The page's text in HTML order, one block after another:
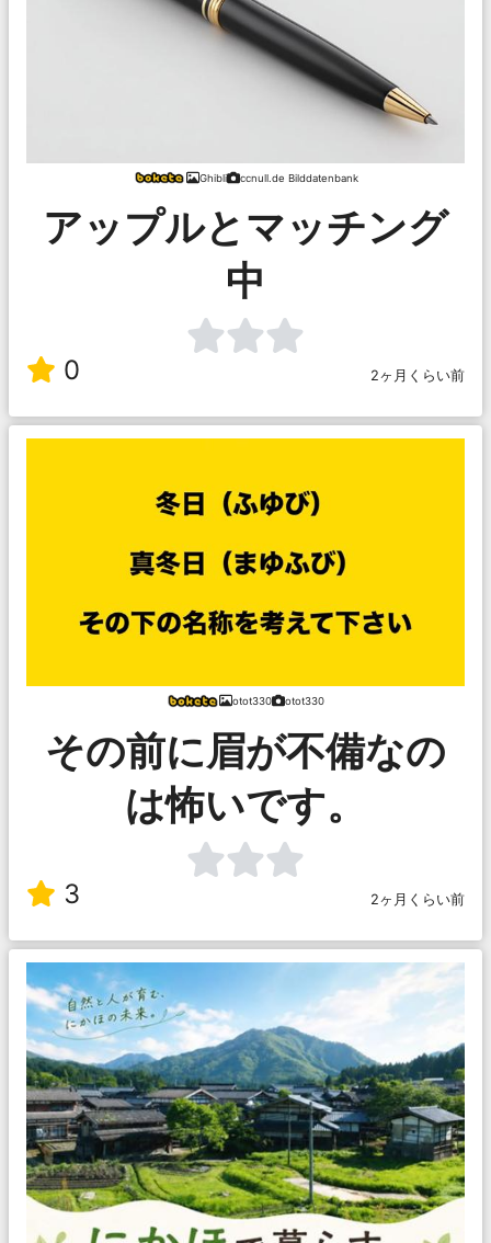
Ghibli ccnull.de Bilddatenbank
アップルとマッチング
中
0 2ヶ月くらい前
otot330 otot330
その前に眉が不備なの
は怖いです。
3 2ヶ月くらい前